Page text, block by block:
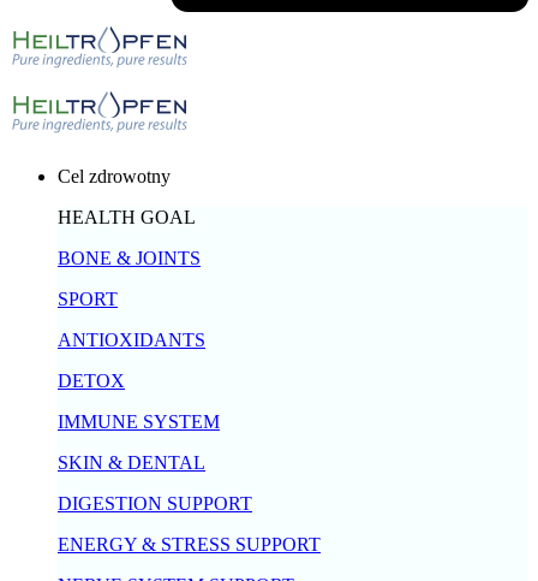
Cel zdrowotny
HEALTH GOAL
BONE & JOINTS
SPORT
ANTIOXIDANTS
DETOX
IMMUNE SYSTEM
SKIN & DENTAL
DIGESTION SUPPORT
ENERGY & STRESS SUPPORT